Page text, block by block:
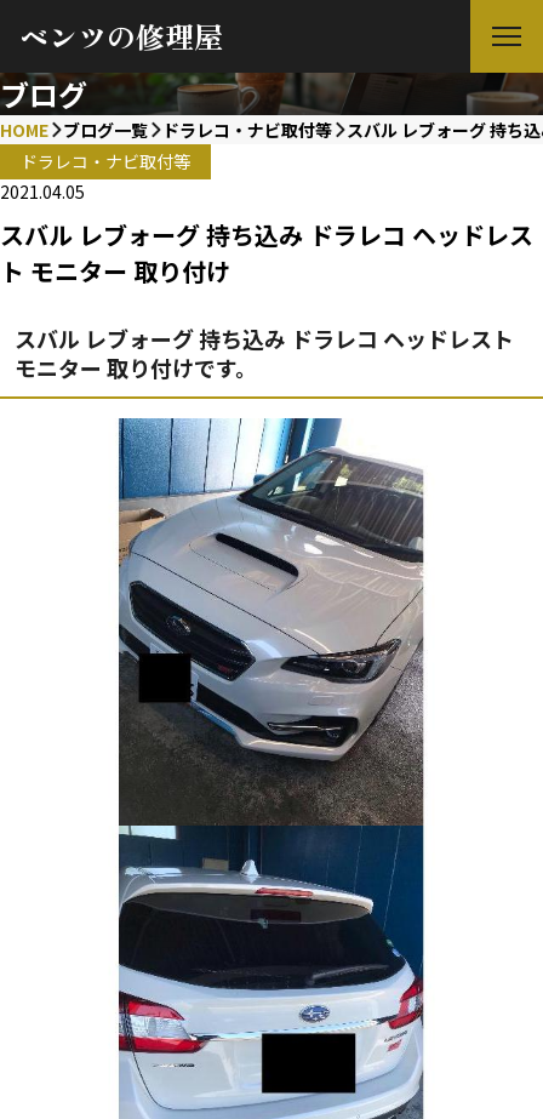
ベンツの修理屋
ブログ
HOME ブログ一覧 ドラレコ・ナビ取付等
スバル レブォーグ 持ち
ドラレコ・ナビ取付等
2021.04.05
スバル レブォーグ 持ち込み ドラレコ ヘッドレス
ト モニター 取り付け
スバル レブォーグ 持ち込み ドラレコ ヘッドレスト
モニター 取り付けです。